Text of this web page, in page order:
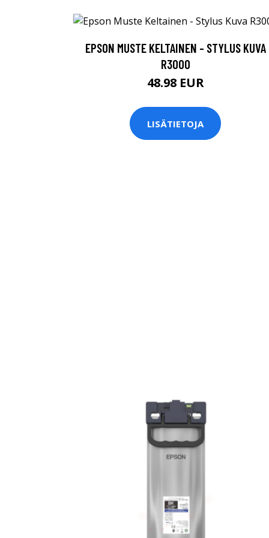
EPSON MUSTE KELTAINEN - STYLUS KUVA
R3000
48.98 EUR
LISÄTIETOJA